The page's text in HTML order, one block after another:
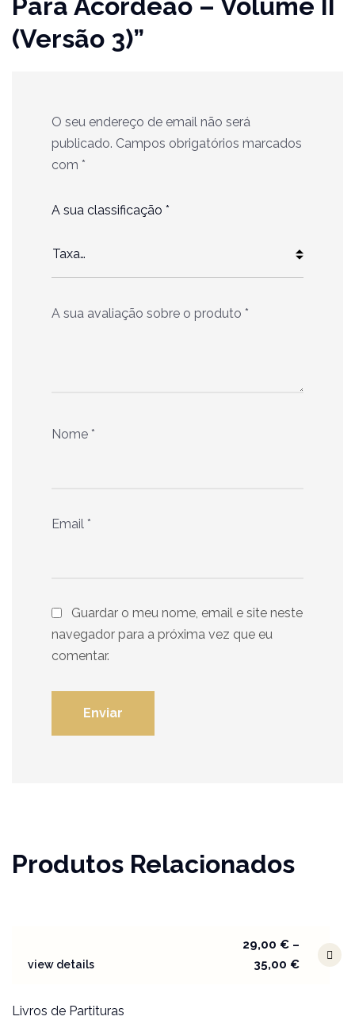
(Versão 3)”
O seu endereço de email não será
publicado. Campos obrigatórios marcados
com *
A sua classificação *
A sua avaliação sobre o produto *
Nome *
Email *
Guardar o meu nome, email e site neste
navegador para a próxima vez que eu
comentar.
Produtos Relacionados
view details
29,00 €–
35,00 €
Livros de Partituras